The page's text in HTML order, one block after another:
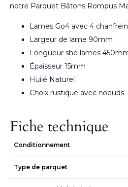
notre Parquet Bâtons Rompus
Lames Go4 avec 4
Largeur de lame 90mm
Longueur she lames
Épaisseur 15mm
Huilé Naturel
Choix rustique avec noeuds
Fiche technique
Conditionnement
Type de parquet